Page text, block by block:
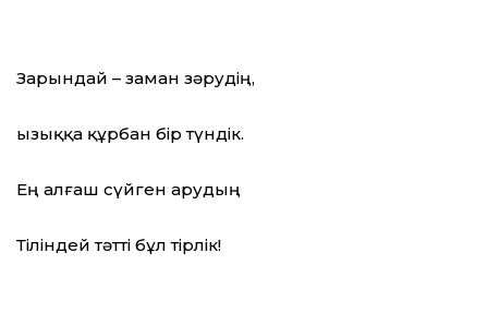
Зарындай – заман зәрудің,
Қызыққа құрбан бір түндік.
Ең алғаш сүйген арудың
Тіліндей тәтті бұл тірлік!